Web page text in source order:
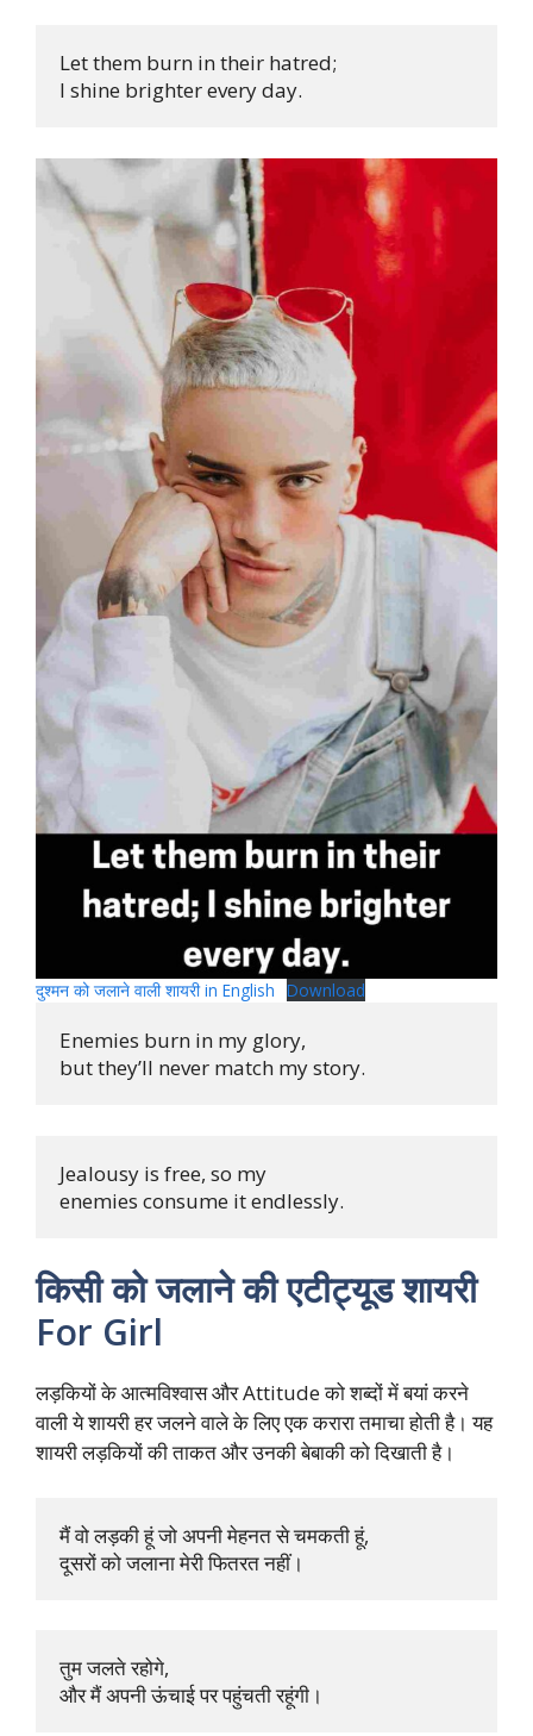
Let them burn in their hatred;
I shine brighter every day.
दुश्मन को जलाने वाली शायरी in English Download
Enemies burn in my glory,
but they’ll never match my story.
Jealousy is free, so my
enemies consume it endlessly.
किसी को जलाने की एटीट्यूड शायरी
For Girl
लड़कियों के आत्मविश्वास और Attitude को शब्दों में बयां करने
वाली ये शायरी हर जलने वाले के लिए एक करारा तमाचा होती है। यह
शायरी लड़कियों की ताकत और उनकी बेबाकी को दिखाती है।
मैं वो लड़की हूं जो अपनी मेहनत से चमकती हूं,
दूसरों को जलाना मेरी फितरत नहीं।
तुम जलते रहोगे,
और मैं अपनी ऊंचाई पर पहुंचती रहूंगी।